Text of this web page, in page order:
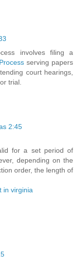
involves filing a
serving papers
court hearings,
trial.
2:45
for a set period of
depending on the
order, the length of
in virginia